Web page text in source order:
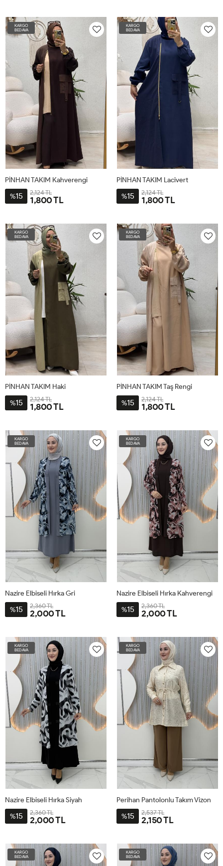
44
40-
42
46
48
50
52
44
40-
42
46
48
50
52
KARGO
BEDAVA
60-
62
52-
54
56-
58
48-
64-
66
PİNHAN TAKIM Kahverengi
%15 2,124 TL
1,800 TL
KARGO
BEDAVA
60-
62
52-
54
56-
58
48-
64-
66
PİNHAN TAKIM Lacivert
%15 2,124 TL
1,800 TL
KARGO
BEDAVA
60-
62
52-
54
56-
58
48-
50
64-
66
PİNHAN TAKIM Haki
%15 2,124 TL
1,800 TL
KARGO
BEDAVA
60-
62
52-
54
56-
58
48-
50
64-
66
PİNHAN TAKIM Taş Rengi
%15 2,124 TL
1,800 TL
KARGO
BEDAVA
2XL-
48-
50
3XL-
52-
54
44
XL-
Nazire Elbiseli Hırka Gri
%15 2,360 TL
2,000 TL
KARGO
BEDAVA
2XL-
48-
50
3XL-
52-
54
44
XL-
46
Nazire Elbiseli Hırka Kahverengi
%15 2,360 TL
2,000 TL
KARGO
BEDAVA
2XL-
48-
3XL-
52-
44
XL-
46
Nazire Elbiseli Hırka Siyah
%15 2,360 TL
2,000 TL
KARGO
BEDAVA
54
48-
50
44-
46
52
Perihan Pantolonlu Takım Vizon
%15 2,537 TL
2,150 TL
KARGO
BEDAVA
KARGO
BEDAVA